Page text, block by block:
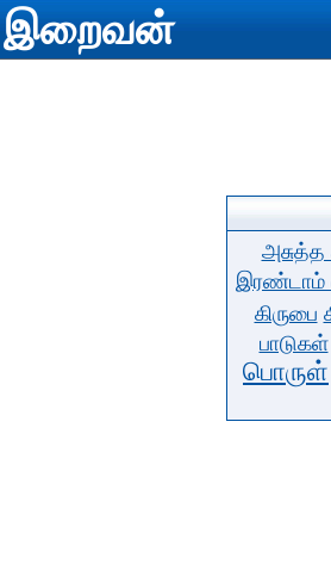
இறைவன்
இரண்டாம்
கிருபை
பாடுகள்
பொருள்